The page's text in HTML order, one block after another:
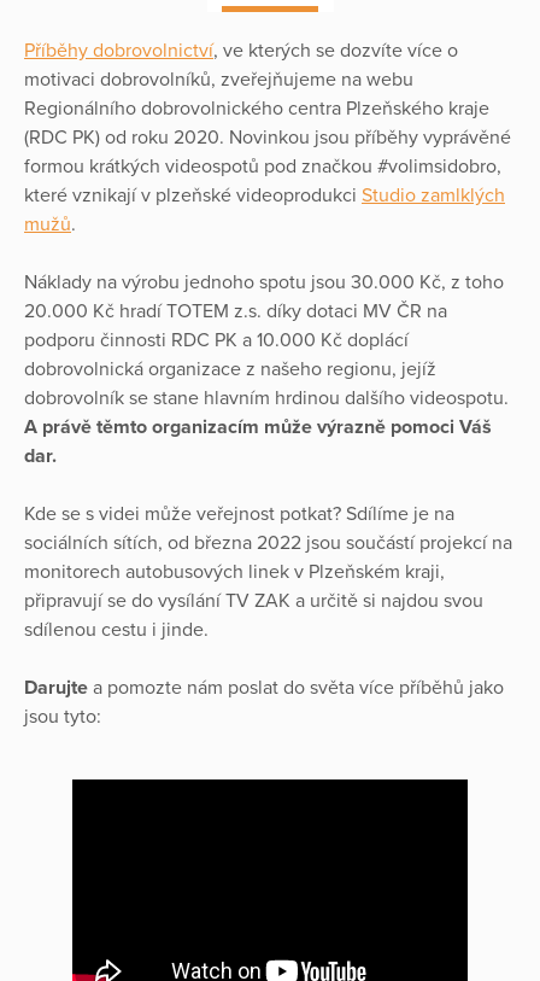
Příběhy dobrovolnictví, ve kterých se dozvíte více o
motivaci dobrovolníků, zveřejňujeme na webu
Regionálního dobrovolnického centra Plzeňského kraje
(RDC PK) od roku 2020. Novinkou jsou příběhy vyprávěné
formou krátkých videospotů pod značkou #volimsidobro,
které vznikají v plzeňské videoprodukci Studio zamlklých
mužů.
Náklady na výrobu jednoho spotu jsou 30.000 Kč, z toho
20.000 Kč hradí TOTEM z.s. díky dotaci MV ČR na
podporu činnosti RDC PK a 10.000 Kč doplácí
dobrovolnická organizace z našeho regionu, jejíž
dobrovolník se stane hlavním hrdinou dalšího videospotu.
A právě těmto organizacím může výrazně pomoci Váš
dar.
Kde se s videi může veřejnost potkat? Sdílíme je na
sociálních sítích, od března 2022 jsou součástí projekcí na
monitorech autobusových linek v Plzeňském kraji,
připravují se do vysílání TV ZAK a určitě si najdou svou
sdílenou cestu i jinde.
Darujte a pomozte nám poslat do světa více příběhů jako
jsou tyto: